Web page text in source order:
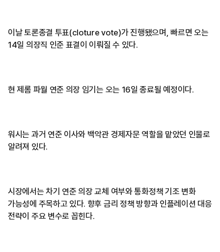
이날 토론종결 투표(cloture vote)가 진행됐으며, 빠르면 오는
14일 의장직 인준 표결이 이뤄질 수 있다.
현 제롬 파월 연준 의장 임기는 오는 16일 종료될 예정이다.
워시는 과거 연준 이사와 백악관 경제자문 역할을 맡았던 인물로
알려져 있다.
시장에서는 차기 연준 의장 교체 여부와 통화정책 기조 변화
가능성에 주목하고 있다. 향후 금리 정책 방향과 인플레이션 대응
전략이 주요 변수로 꼽힌다.